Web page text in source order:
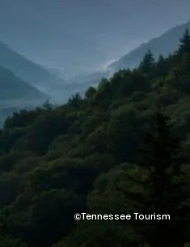
©Tennessee Tourism